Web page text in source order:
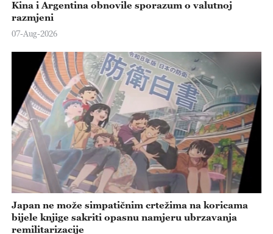
Kina i Argentina obnovile sporazum o valutnoj
razmjeni
07-Aug-2026
Japan ne može simpatičnim crtežima na koricama
bijele knjige sakriti opasnu namjeru ubrzavanja
remilitarizacije